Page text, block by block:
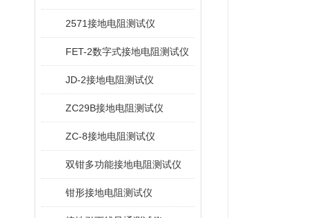
2571接地电阻测试仪
FET-2数字式接地电阻测试仪
JD-2接地电阻测试仪
ZC29B接地电阻测试仪
ZC-8接地电阻测试仪
双钳多功能接地电阻测试仪
钳形接地电阻测试仪